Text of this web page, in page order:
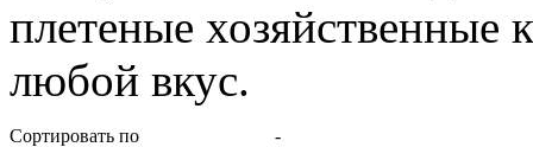
плетеные хозяйственные
любой вкус.
Сортировать по -